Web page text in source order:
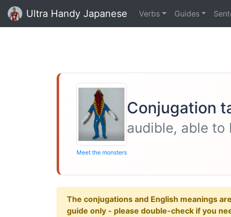
Ultra Handy Japanese Verbs Guides
Meet the monsters
Conjugation
audible, able to
The conjugations and English meanings
guide only - please double-check if you